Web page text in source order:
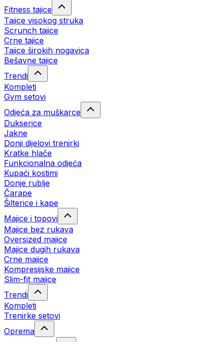
Fitness tajice
Tajice visokog struka
Scrunch tajice
Crne tajice
Tajice širokih nogavica
Bešavne tajice
Trendi
Kompleti
Gym setovi
Odjeća za muškarce
Dukserice
Jakne
Donji dijelovi trenirki
Kratke hlače
Funkcionalna odjeća
Kupaći kostimi
Donje rublje
Čarape
Šilterice i kape
Majice i topovi
Majice bez rukava
Oversized majice
Majice dugih rukava
Crne majice
Kompresijske majice
Slim-fit majice
Trendi
Kompleti
Trenirke setovi
Oprema